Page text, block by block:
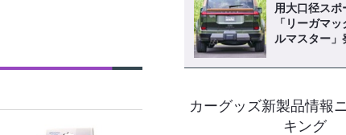
用大口径スポ
「リーガマ
ルマスター」
カーグッズ新製品情報
キング